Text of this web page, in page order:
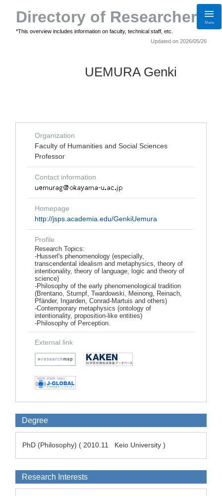
Directory of Researchers
*This overview includes information on faculty, technical staff, etc.
Menu
Updated on 2026/05/26
UEMURA Genki
Organization
Faculty of Humanities and Social Sciences
Professor
Contact information
Homepage
http://jsps.academia.edu/GenkiUemura
Profile
Research Topics:
-Husserl's phenomenology (especially,
transcendental idealism and metaphysics, theory of
intentionality, theory of language, logic and theory of
science)
-Philosophy of the early phenomenological tradition
(Brentano, Stumpf, Twardowski, Meinong, Reinach,
Pfänder, Ingarden, Conrad-Martuis and others)
-Contemporary metaphysics (ontology of
intentionality, proposition-like entities)
-Philosophy of Perception.
External link
Degree
PhD (Philosophy) ( 2010.11 Keio University )
Research Interests